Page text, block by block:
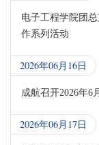
电子工程学院团
作系列活动
2026年06月16日
成航召开2026年6
2026年06月17日